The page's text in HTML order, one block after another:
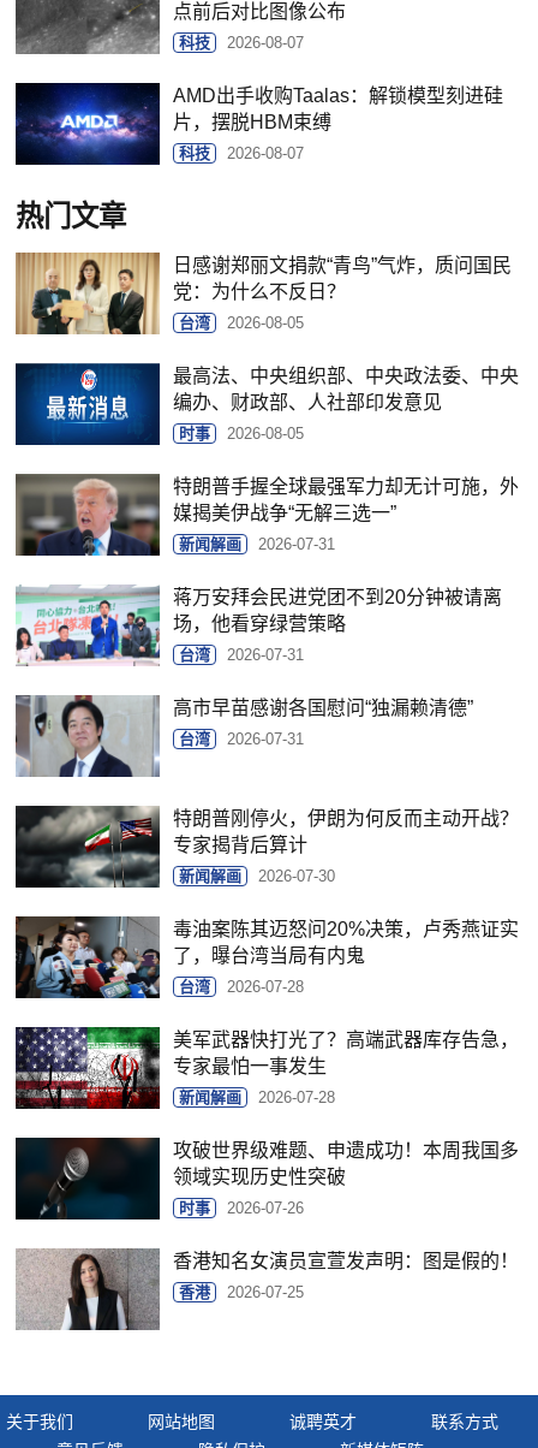
点前后对比图像公布
科技 2026-08-07
AMD出手收购Taalas：解锁模型刻进硅
片，摆脱HBM束缚
科技 2026-08-07
热门文章
日感谢郑丽文捐款“青鸟”气炸，质问国民
党：为什么不反日？
台湾 2026-08-05
最高法、中央组织部、中央政法委、中央
编办、财政部、人社部印发意见
时事 2026-08-05
特朗普手握全球最强军力却无计可施，外
媒揭美伊战争“无解三选一”
新闻解画 2026-07-31
蒋万安拜会民进党团不到20分钟被请离
场，他看穿绿营策略
台湾 2026-07-31
高市早苗感谢各国慰问“独漏赖清德”
台湾 2026-07-31
特朗普刚停火，伊朗为何反而主动开战？
专家揭背后算计
新闻解画 2026-07-30
毒油案陈其迈怒问20%决策，卢秀燕证实
了，曝台湾当局有内鬼
台湾 2026-07-28
美军武器快打光了？高端武器库存告急，
专家最怕一事发生
新闻解画 2026-07-28
攻破世界级难题、申遗成功！本周我国多
领域实现历史性突破
时事 2026-07-26
香港知名女演员宣萱发声明：图是假的！
香港 2026-07-25
关于我们 网站地图 诚聘英才
联系方式